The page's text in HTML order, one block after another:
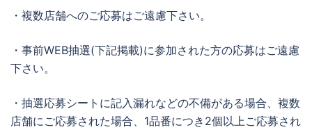
・複数店舗へのご応募はご遠慮下さい。
・事前WEB抽選(下記掲載)に参加された方の応募はご遠慮
下さい。
・抽選応募シートに記入漏れなどの不備がある場合、複数
店舗にご応募された場合、1品番につき2個以上ご応募され